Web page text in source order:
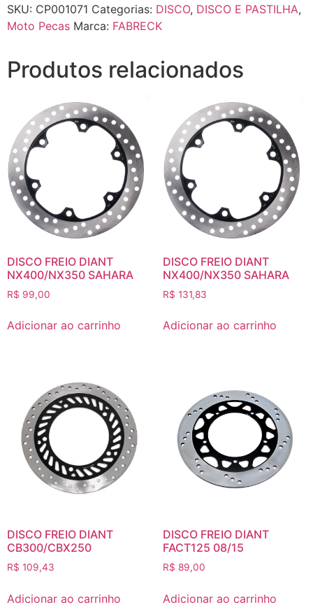
SKU: CP001071 Categorias: DISCO, DISCO E PASTILHA,
Moto Pecas Marca: FABRECK
Produtos relacionados
DISCO FREIO DIANT
NX400/NX350 SAHARA
R$ 99,00
Adicionar ao carrinho
DISCO FREIO DIANT
NX400/NX350 SAHARA
R$ 131,83
Adicionar ao carrinho
DISCO FREIO DIANT
CB300/CBX250
R$ 109,43
Adicionar ao carrinho
DISCO FREIO DIANT
FACT125 08/15
R$ 89,00
Adicionar ao carrinho